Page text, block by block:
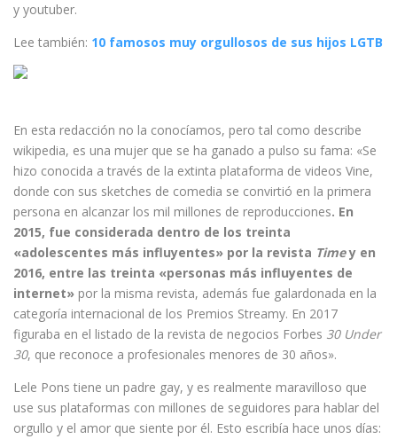
y youtuber.
Lee también: 10 famosos muy orgullosos de sus hijos LGTB
En esta redacción no la conocíamos, pero tal como describe
wikipedia, es una mujer que se ha ganado a pulso su fama: «Se
hizo conocida a través de la extinta plataforma de videos Vine,
donde con sus sketches de comedia se convirtió en la primera
persona en alcanzar los mil millones de reproducciones. En
2015, fue considerada dentro de los treinta
«adolescentes más influyentes» por la revista Timey en
2016, entre las treinta «personas más influyentes de
internet» por la misma revista,​ además fue galardonada en la
categoría internacional de los Premios Streamy. En 2017
figuraba en el listado de la revista de negocios Forbes 30 Under
30, que reconoce a profesionales menores de 30 años».
Lele Pons tiene un padre gay, y es realmente maravilloso que
use sus plataformas con millones de seguidores para hablar del
orgullo y el amor que siente por él. Esto escribía hace unos días: